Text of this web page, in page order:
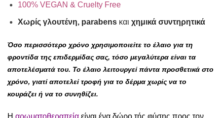
100% VEGAN & Cruelty Free
Χωρίς γλουτένη, parabensκαι χημικά συντηρητικά
Όσο περισσότερο χρόνο χρησιμοποιείτε το έλαιο για τη
φροντίδα της επιδερμίδας σας, τόσο μεγαλύτερα είναι τα
αποτελέσματά του. Το έλαιο λειτουργεί πάντα προσθετικά στο
χρόνο, γιατί αποτελεί τροφή για το δέρμα χωρίς να το
κουράζει ή να το συνηθίζει.
Η αρωματοθεραπεία είναι ένα δώρο τής φύσης προς τον